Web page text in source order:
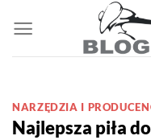
do
zawartości
NARZĘDZIA I
Najlepsza piła